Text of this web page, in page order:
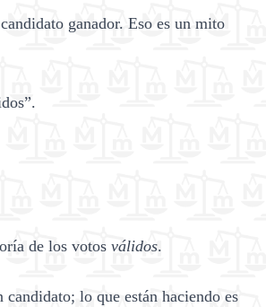
ganador. Eso es un mito
de los votos válidos.
lo que están haciendo es